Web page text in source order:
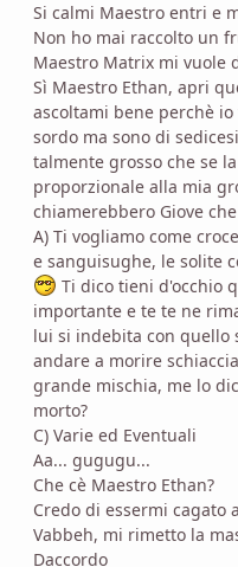
Si calmi Maestro entri e
Non ho mai raccolto un
Maestro Matrix mi vuole
Sì Maestro Ethan, apri
ascoltami bene perchè
sordo ma sono di
talmente grosso che se
proporzionale alla mia
chiamerebbero Giove
A) Ti vogliamo come
e sanguisughe, le solite
Ti dico tieni d'occhio
importante e te te ne
lui si indebita con quello
andare a morire
grande mischia, me lo
morto?
C) Varie ed Eventuali
Aa... gugugu...
Che cè Maestro Ethan?
Credo di essermi cagato
Vabbeh, mi rimetto la
Daccordo